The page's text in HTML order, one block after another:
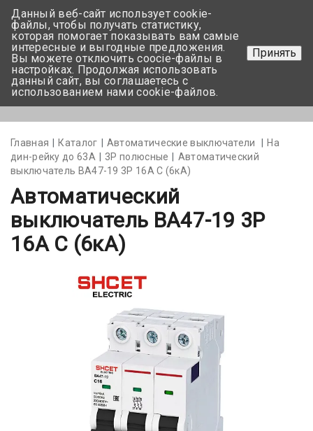
+375 17-350-99-56
+375 44-752-82-08
Задать вопрос
Главная Каталог Автоматические выключатели
На
дин-рейку до 63А
3Р полюсные
Автоматический
выключатель BA47-19 3P 16А С (6кА)
Автоматический
выключатель BA47-19 3P
16А С (6кА)
Данный веб-сайт использует cookie-
файлы, чтобы получать статистику,
которая помогает показывать вам самые
интересные и выгодные предложения.
Вы можете отключить coocie-файлы в
настройках. Продолжая использовать
данный сайт, вы соглашаетесь с
использованием нами cookie-файлов.
Принять